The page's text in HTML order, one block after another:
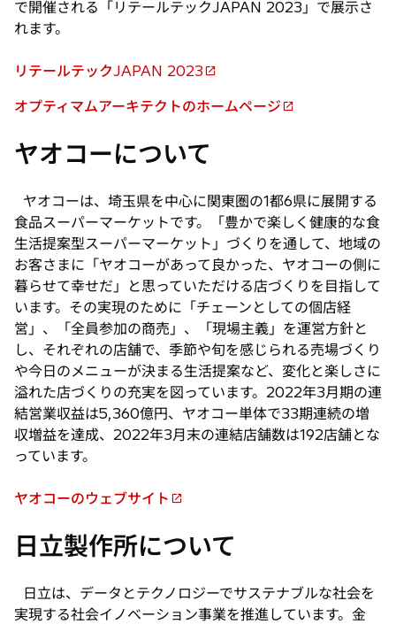
タ
で
く
で開催される「リテールテックJAPAN 2023」で展示さ
れます。
リテールテックJAPAN 2023
新
し
タ
ブ
く
オプティマムアーキテクトのホームページ
新
い
ブ
で
開
く
ヤオコーについて
ヤオコーは、埼玉県を中心に関東圏の1都6県に展開する
食品スーパーマーケットです。「豊かで楽しく健康的な食
生活提案型スーパーマーケット」づくりを通して、地域の
お客さまに「ヤオコーがあって良かった、ヤオコーの側に
暮らせて幸せだ」と思っていただける店づくりを目指して
います。その実現のために「チェーンとしての個店経
営」、「全員参加の商売」、「現場主義」を運営方針と
し、それぞれの店舗で、季節や旬を感じられる売場づくり
や今日のメニューが決まる生活提案など、変化と楽しさに
溢れた店づくりの充実を図っています。2022年3月期の連
結営業収益は5,360億円、ヤオコー単体で33期連続の増
収増益を達成、2022年3月末の連結店舗数は192店舗とな
っています。
ヤオコーのウェブサイト
新
い
ブ
で
日立製作所について
日立は、データとテクノロジーでサステナブルな社会を
実現する社会イノベーション事業を推進しています。金